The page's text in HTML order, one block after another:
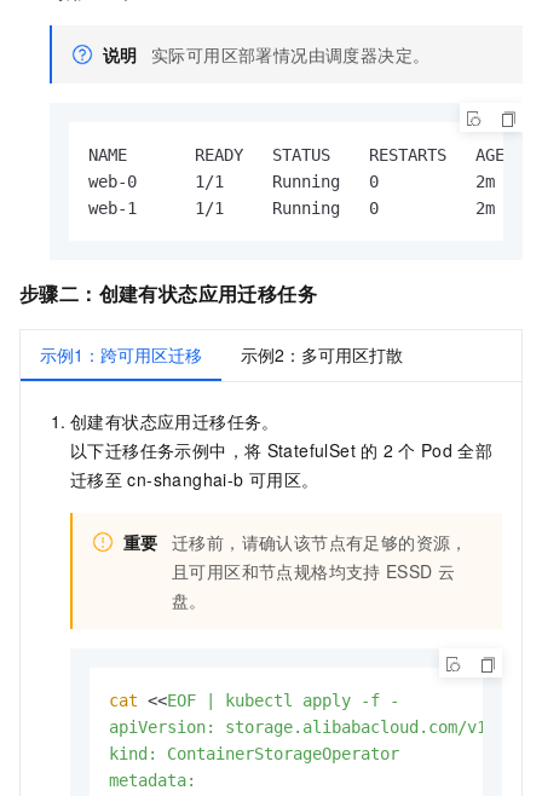
说明 实际可用区部署情况由调度器决定。
NAME       READY   STATUS    RESTARTS
web-0      1/1     Running   0          2m
web-1      1/1     Running   0          2m
步骤二：创建有状态应用迁移任务
示例1：跨可用区迁移 示例2：多可用区打散
创建有状态应用迁移任务。
以下迁移任务示例中，将 StatefulSet 的 2 个 Pod 全部
迁移至 cn-shanghai-b 可用区。
重要 迁移前，请确认该节点有足够的资源，
且可用区和节点规格均支持 ESSD 云
盘。
cat <<EOF | kubectl apply -f -
apiVersion: storage.alibabacloud.com/v1beta1
kind: ContainerStorageOperator
metadata: